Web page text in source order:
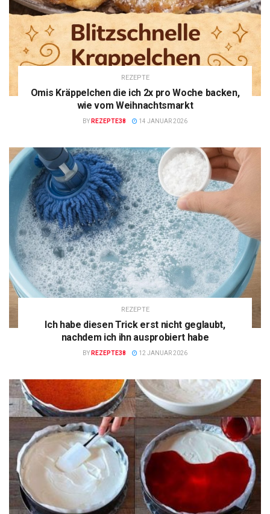
REZEPTE
Omis Kräppelchen die ich 2x pro Woche backen,
wie vom Weihnachtsmarkt
BY REZEPTE38 14 JANUAR 2026
REZEPTE
Ich habe diesen Trick erst nicht geglaubt,
nachdem ich ihn ausprobiert habe
BY REZEPTE38 12 JANUAR 2026